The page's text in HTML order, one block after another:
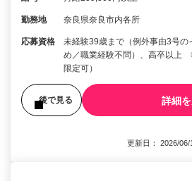
勤務地 奈良県奈良市内各所
応募資格
未経験39歳まで（例外事由3号の
め／職業経験不問）、高卒以上
限定可）
後で見る 詳細
更新日： 2026/